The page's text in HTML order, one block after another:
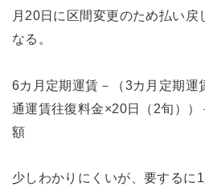
月20日に区間変更のため払い戻
なる。
6カ月定期運賃－（3カ月定期運
通運賃往復料金×20日（2旬）
額
少しわかりにくいが、要するに